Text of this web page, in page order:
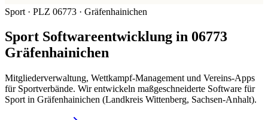
Sport · PLZ 06773 · Gräfenhainichen
Sport Softwareentwicklung in 06773
Gräfenhainichen
Mitgliederverwaltung, Wettkampf-Management und Vereins-Apps
für Sportverbände. Wir entwickeln maßgeschneiderte Software für
Sport in Gräfenhainichen (Landkreis Wittenberg, Sachsen-Anhalt).